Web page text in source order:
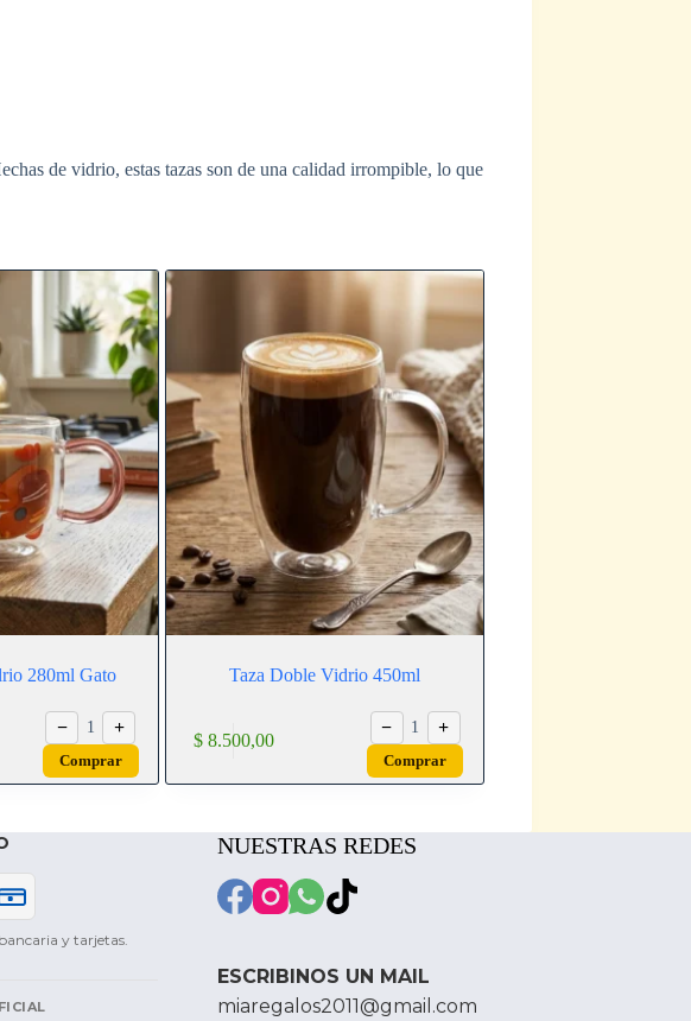
de vidrio, estas tazas son de una calidad irrompible, lo que
280ml Gato
− 1 +
Comprar
Taza Doble Vidrio 450ml
$8.500,00
− 1 +
Comprar
y tarjetas.
NUESTRAS REDES
ESCRIBINOS UN MAIL
miaregalos2011@gmail.com